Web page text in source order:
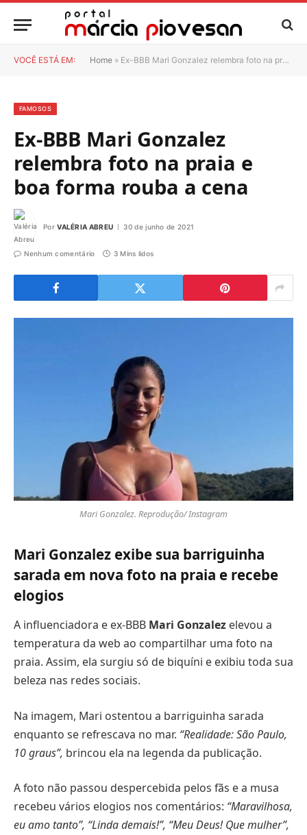
VOCÊ ESTÁ EM: Home » Ex-BBB Mari Gonzalez relembra foto na praia e boa forma rouba a cena
FAMOSOS
Ex-BBB Mari Gonzalez
relembra foto na praia e
boa forma rouba a cena
Por VALÉRIA ABREU 30 de junho de 2021
Nenhum comentário 3 Mins lidos
Mari Gonzalez. Reprodução/ Instagram
Mari Gonzalez exibe sua barriguinha
sarada em nova foto na praia e recebe
elogios
A influenciadora e ex-BBB Mari Gonzalez elevou a
temperatura da web ao compartilhar uma foto na
praia. Assim, ela surgiu só de biquíni e exibiu toda sua
beleza nas redes sociais.
Na imagem, Mari ostentou a barriguinha sarada
enquanto se refrescava no mar. “Realidade: São Paulo,
10 graus”, brincou ela na legenda da publicação.
A foto não passou despercebida pelos fãs e a musa
recebeu vários elogios nos comentários: “Maravilhosa,
eu amo tanto”, “Linda demais!”, “Meu Deus! Que mulher”,